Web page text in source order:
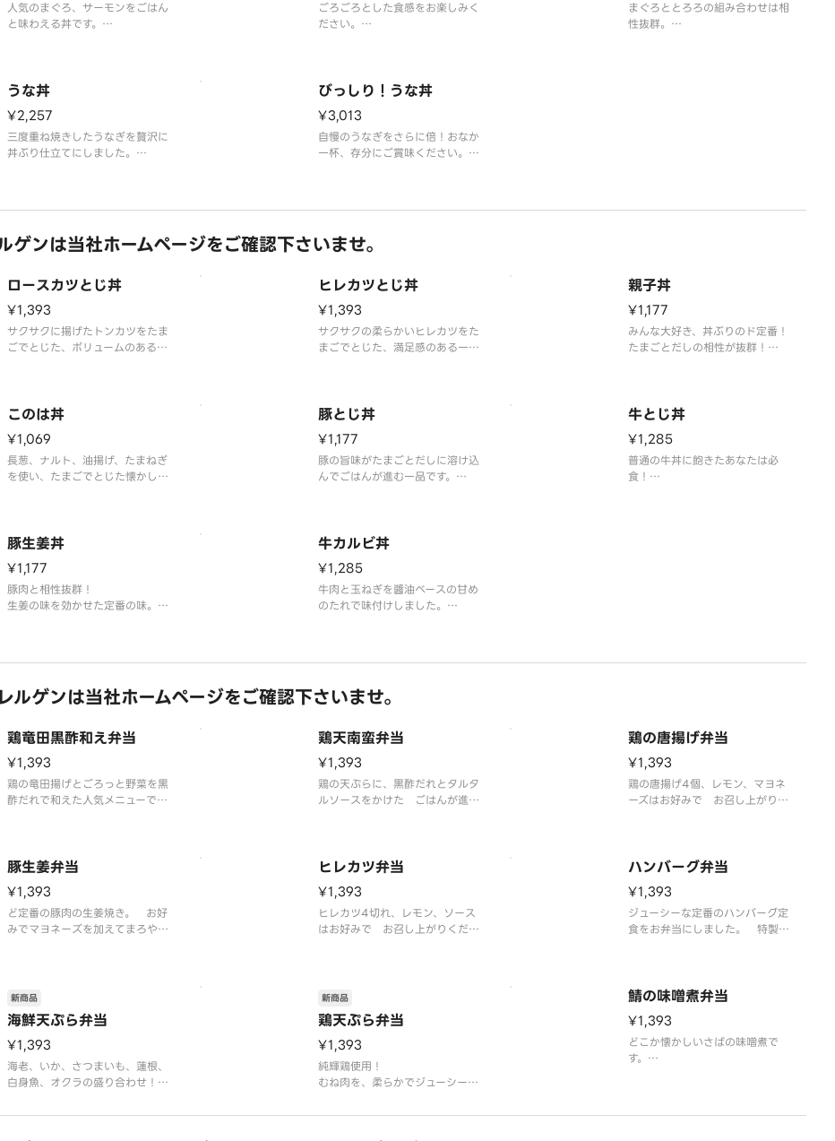
人気のまぐろ、サーモンをごはん
と味わえる丼です。
ごろごろとした食感をお楽しみく
ださい。
まぐろととろろの組み合わせは相
性抜群。
うな丼
¥2,257
三度重ね焼きしたうなぎを贅沢に
丼ぶり仕立てにしました。
びっしり！うな丼
¥3,013
自慢のうなぎをさらに倍！おなか
一杯、存分にご賞味ください。
ゲンは当社ホームページをご確認下さいませ。
ロースカツとじ丼
¥1,393
サクサクに揚げたトンカツをたま
ごでとじた、ボリュームのある一
ヒレカツとじ丼
¥1,393
サクサクの柔らかいヒレカツをた
まごでとじた、満足感のある一品
親子丼
¥1,177
みんな大好き、丼ぶりのド定番！
たまごとだしの相性が抜群！
このは丼
¥1,069
長葱、ナルト、油揚げ、たまねぎ
を使い、たまごでとじた懐かしい
豚とじ丼
¥1,177
豚の旨味がたまごとだしに溶け込
んでごはんが進む一品です。
牛とじ丼
¥1,285
普通の牛丼に飽きたあなたは必
食！
豚生姜丼
¥1,177
豚肉と相性抜群！
生姜の味を効かせた定番の味。
牛カルビ丼
¥1,285
牛肉と玉ねぎを醬油ベースの甘め
のたれで味付けしました。
ルゲンは当社ホームページをご確認下さいませ。
鶏竜田黒酢和え弁当
¥1,393
鶏の竜田揚げとごろっと野菜を黒
酢だれで和えた人気メニューで
鶏天南蛮弁当
¥1,393
鶏の天ぷらに、黒酢だれとタルタ
ルソースをかけた ごはんが進む
鶏の唐揚げ弁当
¥1,393
鶏の唐揚げ4個、レモン、マヨネ
ーズはお好みで お召し上がりく
豚生姜弁当
¥1,393
ど定番の豚肉の生姜焼き。 お好
みでマヨネーズを加えてまろやか
ヒレカツ弁当
¥1,393
ヒレカツ4切れ、レモン、ソース
はお好みで お召し上がりくださ
ハンバーグ弁当
¥1,393
ジューシーな定番のハンバーグ定
食をお弁当にしました。 特製和
海鮮天ぷら弁当
新商品
¥1,393
海老、いか、さつまいも、蓮根、
白身魚、オクラの盛り合わせ！
くださいませ。
鶏天ぷら弁当
新商品
¥1,393
純輝鶏使用！
むね肉を、柔らかでジューシーに
※ごはん、味噌汁、お漬物付き
鯖の味噌煮弁当
¥1,393
どこか懐かしいさばの味噌煮で
す。